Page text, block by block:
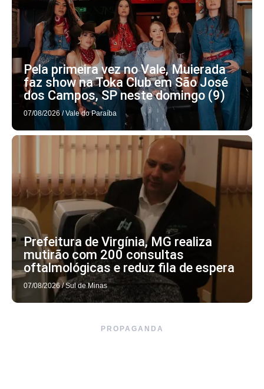
Pela primeira vez no Vale, Muierada
faz show na Toka Club em São José
dos Campos, SP neste domingo (9)
07/08/2026 / Vale do Paraíba
Prefeitura de Virgínia, MG realiza
mutirão com 200 consultas
oftalmológicas e reduz fila de espera
07/08/2026 / Sul de Minas
PROPAGANDA